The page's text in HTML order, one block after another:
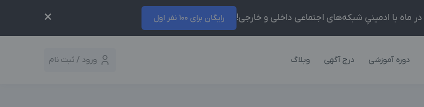
رایگان برای 100 نفر اول ×
دوره آموزشی درج آگهی وبلاگ ورود / ثبت نام